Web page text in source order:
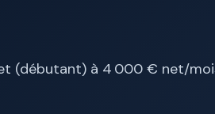
(débutant) à 4 000 € net/